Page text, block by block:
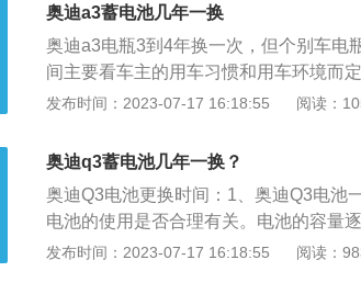
奥迪a3蓄电池几年一换
奥迪a3电瓶3到4年换一次，但个别车电
间主要看车主的用车习惯和用车环境而
器，如低音炮等，就会造成蓄电池的过
把汽车停在露天停车场，如果长期停放
损坏。2、汽车蓄电池要经常充电，蓄
此每隔一段时间就应启动一次汽车来给
动，每次发动车的时间不应超过5秒，
动仍不打着火的情况下，应从电路、点
发布时间：2023-07-17 16:18:55 阅读：
奥迪q3蓄电池几年一换？
奥迪Q3电池更换时间：1、奥迪Q3电池
电池的使用是否合理有关。电池的容量
由于硫化，会加速性能衰减，影响储能
发布时间：2023-07-17 16:18:55 阅读：